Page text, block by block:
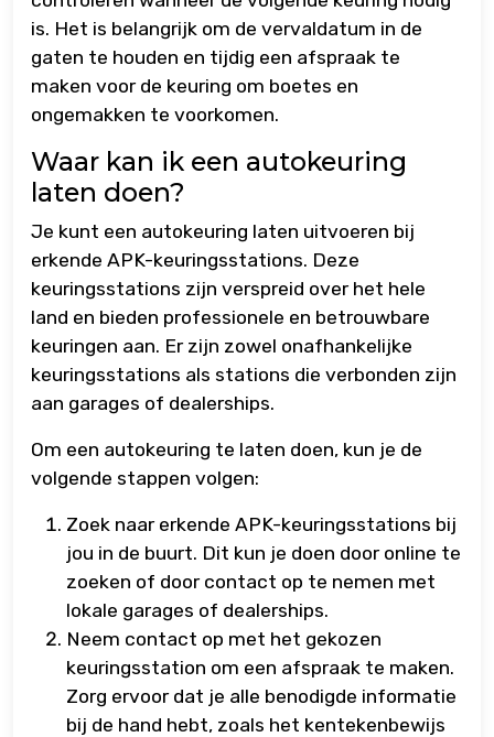
is. Het is belangrijk om de vervaldatum in de
gaten te houden en tijdig een afspraak te
maken voor de keuring om boetes en
ongemakken te voorkomen.
Waar kan ik een autokeuring
laten doen?
Je kunt een autokeuring laten uitvoeren bij
erkende APK-keuringsstations. Deze
keuringsstations zijn verspreid over het hele
land en bieden professionele en betrouwbare
keuringen aan. Er zijn zowel onafhankelijke
keuringsstations als stations die verbonden zijn
aan garages of dealerships.
Om een autokeuring te laten doen, kun je de
volgende stappen volgen:
Zoek naar erkende APK-keuringsstations bij
jou in de buurt. Dit kun je doen door online te
zoeken of door contact op te nemen met
lokale garages of dealerships.
Neem contact op met het gekozen
keuringsstation om een afspraak te maken.
Zorg ervoor dat je alle benodigde informatie
bij de hand hebt, zoals het kentekenbewijs